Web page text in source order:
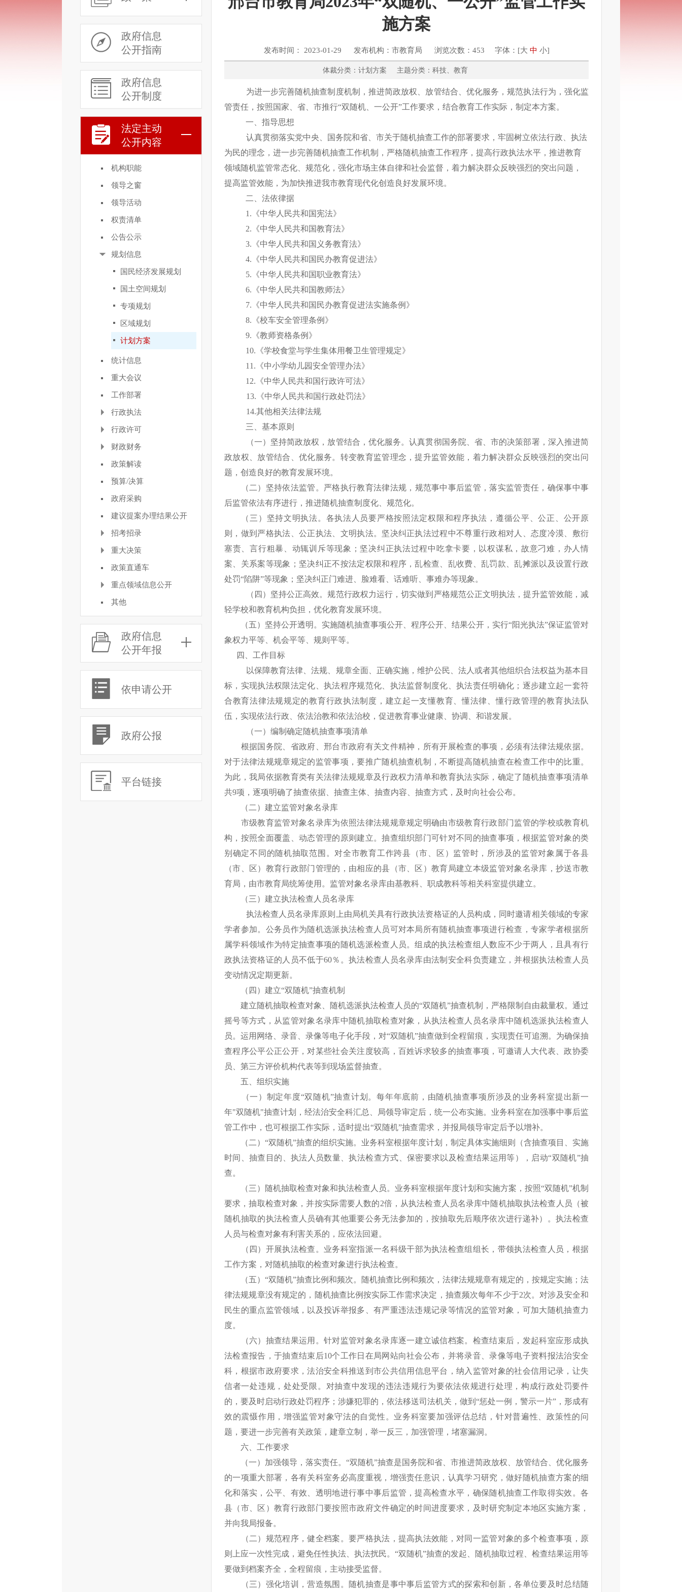
政府信息
公开指南
政府信息
公开制度
法定主动
公开内容
机构职能
领导之窗
领导活动
权责清单
公告公示
规划信息
国民经济发展规划
国土空间规划
专项规划
区域规划
计划方案
统计信息
重大会议
工作部署
行政执法
行政许可
财政财务
政策解读
预算/决算
政府采购
建议提案办理结果公开
招考招录
重大决策
政策直通车
重点领域信息公开
其他
政府信息
公开年报
依申请公开
政府公报
平台链接
施方案
发布时间： 2023-01-29 发布机构：市教育局 浏览次数：453 字体：[大 中 小]
体裁分类：计划方案 主题分类：科技、教育
为进一步完善随机抽查制度机制，推进简政放权、放管结合、优化服务，规范执法行为，强化监
管责任，按照国家、省、市推行“双随机、一公开”工作要求，结合教育工作实际，制定本方案。
一、指导思想
认真贯彻落实党中央、国务院和省、市关于随机抽查工作的部署要求，牢固树立依法行政、执法
为民的理念，进一步完善随机抽查工作机制，严格随机抽查工作程序，提高行政执法水平，推进教育
领域随机监管常态化、规范化，强化市场主体自律和社会监督，着力解决群众反映强烈的突出问题，
提高监管效能，为加快推进我市教育现代化创造良好发展环境。
二、法依律据
1.《中华人民共和国宪法》
2.《中华人民共和国教育法》
3.《中华人民共和国义务教育法》
4.《中华人民共和国民办教育促进法》
5.《中华人民共和国职业教育法》
6.《中华人民共和国教师法》
7.《中华人民共和国民办教育促进法实施条例》
8.《校车安全管理条例》
9.《教师资格条例》
10.《学校食堂与学生集体用餐卫生管理规定》
11.《中小学幼儿园安全管理办法》
12.《中华人民共和国行政许可法》
13.《中华人民共和国行政处罚法》
14.其他相关法律法规
三、基本原则
（一）坚持简政放权，放管结合，优化服务。认真贯彻国务院、省、市的决策部署，深入推进简
政放权、放管结合、优化服务。转变教育监管理念，提升监管效能，着力解决群众反映强烈的突出问
题，创造良好的教育发展环境。
（二）坚持依法监管。 严格执行教育法律法规，规范事中事后监管，落实监管责任，确保事中事
后监管依法有序进行，推进随机抽查制度化、规范化。
（三）坚持文明执法。 各执法人员要严格按照法定权限和程序执法，遵循公平、公正、公开原
则，做到严格执法、公正执法、文明执法。坚决纠正执法过程中不尊重行政相对人、态度冷漠、敷衍
塞责、言行粗暴、动辄训斥等现象；坚决纠正执法过程中吃拿卡要，以权谋私，故意刁难，办人情
案、关系案等现象；坚决纠正不按法定权限和程序，乱检查、乱收费、乱罚款、乱摊派以及设置行政
处罚“陷阱”等现象；坚决纠正门难进、脸难看、话难听、事难办等现象。
（四）坚持公正高效。规范行政权力运行，切实做到严格规范公正文明执法，提升监管效能，减
轻学校和教育机构负担，优化教育发展环境。
（五）坚持公开透明。 实施随机抽查事项公开、程序公开、结果公开，实行“阳光执法”保证监管对
象权力平等、机会平等、规则平等。
四、工作目标
以保障教育法律、法规、规章全面、正确实施，维护公民、法人或者其他组织合法权益为基本目
标，实现执法权限法定化、执法程序规范化、执法监督制度化、执法责任明确化；逐步建立起一套符
合教育法律法规规定的教育行政执法制度，建立起一支懂教育、懂法律、懂行政管理的教育执法队
伍，实现依法行政、依法治教和依法治校，促进教育事业健康、协调、和谐发展。
（一）编制确定随机抽查事项清单
根据国务院、省政府、邢台市政府有关文件精神，所有开展检查的事项，必须有法律法规依据。
对于法律法规规章规定的监管事项，要推广随机抽查机制，不断提高随机抽查在检查工作中的比重。
为此，我局依据教育类有关法律法规规章及行政权力清单和教育执法实际，确定了随机抽查事项清单
共9项，逐项明确了抽查依据、抽查主体、抽查内容、抽查方式，及时向社会公布。
（二）建立监管对象名录库
市级教育监管对象名录库为依照法律法规规章规定明确由市级教育行政部门监管的学校或教育机
构，按照全面覆盖、动态管理的原则建立。抽查组织部门可针对不同的抽查事项，根据监管对象的类
别确定不同的随机抽取范围。对全市教育工作跨县（市、区）监管时，所涉及的监管对象属于各县
（市、区）教育行政部门管理的，由相应的县（市、区）教育局建立本级监管对象名录库，抄送市教
育局，由市教育局统筹使用。监管对象名录库由基教科、职成教科等相关科室提供建立。
（三）建立执法检查人员名录库
执法检查人员名录库原则上由局机关具有行政执法资格证的人员构成，同时邀请相关领域的专家
学者参加。公务员作为随机选派执法检查人员可对本局所有随机抽查事项进行检查，专家学者根据所
属学科领域作为特定抽查事项的随机选派检查人员。组成的执法检查组人数应不少于两人，且具有行
政执法资格证的人员不低于60％。执法检查人员名录库由法制安全科负责建立，并根据执法检查人员
变动情况定期更新。
（四）建立“双随机”抽查机制
建立随机抽取检查对象、随机选派执法检查人员的“双随机”抽查机制，严格限制自由裁量权。通过
摇号等方式，从监管对象名录库中随机抽取检查对象，从执法检查人员名录库中随机选派执法检查人
员。运用网络、录音、录像等电子化手段，对“双随机”抽查做到全程留痕，实现责任可追溯。为确保抽
查程序公平公正公开，对某些社会关注度较高，百姓诉求较多的抽查事项，可邀请人大代表、政协委
员、第三方评价机构代表等到现场监督抽查。
五、组织实施
（一）制定年度“双随机”抽查计划。每年年底前，由随机抽查事项所涉及的业务科室提出新一
年"双随机"抽查计划，经法治安全科汇总、局领导审定后，统一公布实施。业务科室在加强事中事后监
管工作中，也可根据工作实际，适时提出“双随机”抽查需求，并报局领导审定后予以增补。
（二） “双随机”抽查的组织实施。 业务科室根据年度计划，制定具体实施细则（含抽查项目、实施
时间、抽查目的、执法人员数量、执法检查方式、保密要求以及检查结果运用等），启动“双随机”抽
查。
（三）随机抽取检查对象和执法检查人员。 业务科室根据年度计划和实施方案，按照“双随机”机制
要求，抽取检查对象，并按实际需要人数的2倍，从执法检查人员名录库中随机抽取执法检查人员（被
随机抽取的执法检查人员确有其他重要公务无法参加的，按抽取先后顺序依次进行递补）。执法检查
人员与检查对象有利害关系的，应依法回避。
（四）开展执法检查。 业务科室指派一名科级干部为执法检查组组长，带领执法检查人员，根据
工作方案，对随机抽取的检查对象进行执法检查。
（五） “双随机”抽查比例和频次。
随机抽查比例和频次，法律法规规章有规定的，按规定实施；法
律法规规章没有规定的，随机抽查比例按实际工作需求决定，抽查频次每年不少于2次。对涉及安全和
民生的重点监管领域，以及投诉举报多、有严重违法违规记录等情况的监管对象，可加大随机抽查力
度。
（六）抽查结果运用。 针对监管对象名录库逐一建立诚信档案。检查结束后，发起科室应形成执
法检查报告，于抽查结束后10个工作日在局网站向社会公布，并将录音、录像等电子资料报法治安全
科，根据市政府要求，法治安全科推送到市公共信用信息平台，纳入监管对象的社会信用记录，让失
信者一处违规，处处受限。对抽查中发现的违法违规行为要依法依规进行处理，构成行政处罚要件
的，要及时启动行政处罚程序；涉嫌犯罪的，依法移送司法机关，做到 “惩处一例，警示一片” ，形成有
效的震慑作用，增强监管对象守法的自觉性。业务科室要加强评估总结，针对普遍性、政策性的问
题，要进一步完善有关政策，建章立制，举一反三，加强管理，堵塞漏洞。
六、工作要求
（一）加强领导，落实责任。 “双随机”抽查是国务院和省、市推进简政放权、放管结合、优化服务
的一项重大部署，各有关科室务必高度重视，增强责任意识，认真学习研究，做好随机抽查方案的细
化和落实，公平、有效、透明地进行事中事后监管，提高检查水平，确保随机抽查工作取得实效。各
县（市、区）教育行政部门要按照市政府文件确定的时间进度要求，及时研究制定本地区实施方案，
并向我局报备。
（二）规范程序，健全档案。 要严格执法，提高执法效能，对同一监管对象的多个检查事项，原
则上应一次性完成，避免任性执法、执法扰民。 “双随机”抽查的发起、随机抽取过程、检查结果运用等
要做到档案齐全，全程留痕，主动接受监督。
（三）强化培训，营造氛围。
随机抽查是事中事后监管方式的探索和创新，各单位要及时总结随